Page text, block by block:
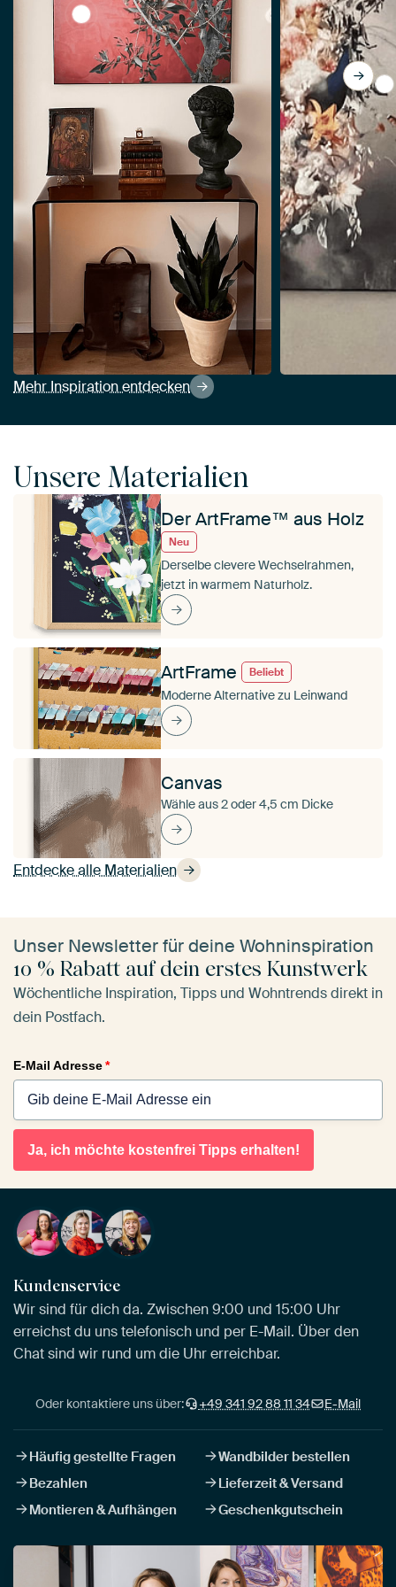
Mehr Inspiration entdecken
View Olivenbaum Straßenskulptur griechenland
Unsere Materialien
Entdecke alle Materialien
Der ArtFrame™ aus Holz
Neu
Derselbe clevere Wechselrahmen,
jetzt in warmem Naturholz.
ArtFrame Beliebt
Moderne Alternative zu Leinwand
Canvas
Wähle aus 2 oder 4,5 cm Dicke
Unser Newsletter für deine Wohninspiration
10 % Rabatt auf dein erstes Kunstwerk
Wöchentliche Inspiration, Tipps und Wohntrends direkt in
dein Postfach.
E-Mail Adresse*
Ja, ich möchte kostenfrei Tipps erhalten!
Kundenservice
Wir sind für dich da. Zwischen 9:00 und 15:00 Uhr
erreichst du uns telefonisch und per E-Mail. Über den
Chat sind wir rund um die Uhr erreichbar.
Oder kontaktiere uns über: +49 341 92 88 11 34 E-Mail
Häufig gestellte Fragen
Wandbilder bestellen
Bezahlen
Lieferzeit & Versand
Montieren & Aufhängen
Geschenkgutschein